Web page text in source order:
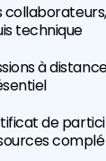
technique
à
de